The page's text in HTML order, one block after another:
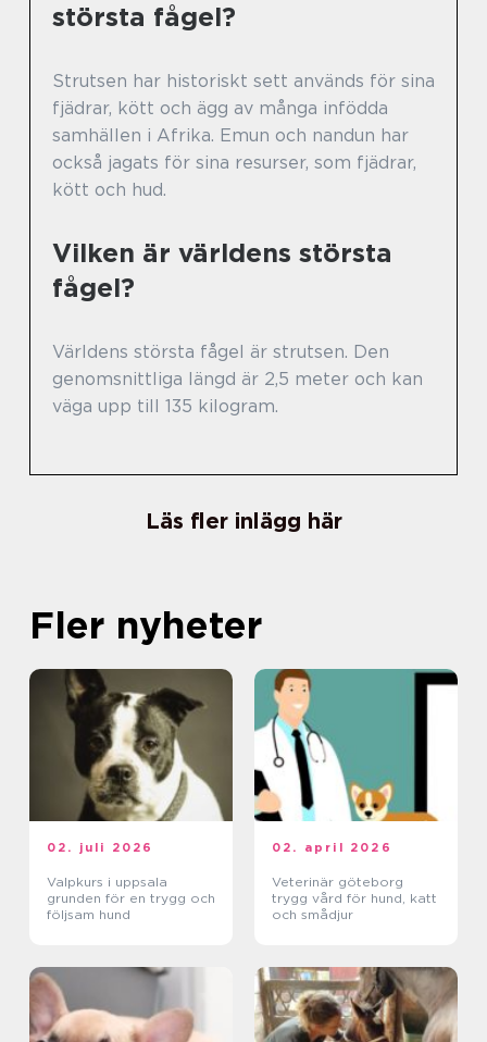
största fågel?
Strutsen har historiskt sett används för sina
fjädrar, kött och ägg av många infödda
samhällen i Afrika. Emun och nandun har
också jagats för sina resurser, som fjädrar,
kött och hud.
Vilken är världens största
fågel?
Världens största fågel är strutsen. Den
genomsnittliga längd är 2,5 meter och kan
väga upp till 135 kilogram.
Läs fler inlägg här
Fler nyheter
02. juli 2026
Valpkurs i uppsala
grunden för en trygg och
följsam hund
02. april 2026
Veterinär göteborg
trygg vård för hund, katt
och smådjur